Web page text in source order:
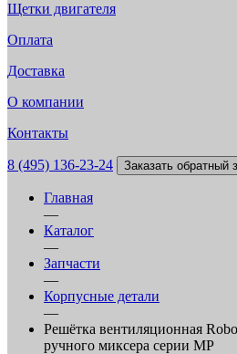
Щетки двигателя
Оплата
Доставка
О компании
Контакты
8 (495) 136-23-24 Заказать обратный
Главная
—
Каталог
—
Запчасти
—
Корпусные детали
—
Решётка вентиляционная
ручного миксера серии МР